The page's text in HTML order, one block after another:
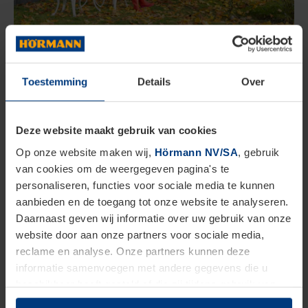
Toestemming Details Over
Deze website maakt gebruik van cookies
Op onze website maken wij, Hörmann NV/SA, gebruik
van cookies om de weergegeven pagina's te
personaliseren, functies voor sociale media te kunnen
aanbieden en de toegang tot onze website te analyseren.
Daarnaast geven wij informatie over uw gebruik van onze
website door aan onze partners voor sociale media,
reclame en analyse. Onze partners kunnen deze
informatie samenvoegen met andere gegevens die u
beschikbaar heeft gesteld of die zij tijdens gebruik van
hun diensten hebben verzameld.
Vergelijking tussen hout, kunststof of
Tuinbergingen vind je voornamelijk in drie
materialen:
hout, kunststof en metaal. Hieronder
vind je een overzicht van de belangrijkste
kenmerken per materiaal.